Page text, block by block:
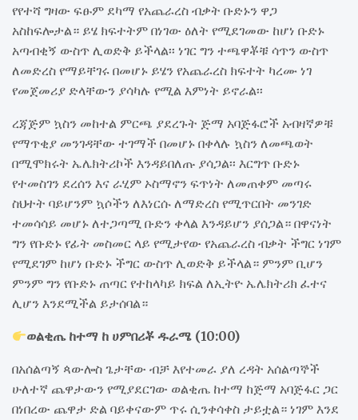
የየተሻ ግዛው ፍፁም ደካማ የአጨራረስ ብቃት ቡድኑን ዋጋ
አስከፍሎታል። ይሄ ክፍተትም በነገው ዕለት የሚደገመው ከሆነ ቡድኑ
አጣብቂኝ ውስጥ ሊወድቅ ይችላል፡፡ ነገር ግን ተጫዋቾቹ ሳጥን ውስጥ
ለመድረስ የማይቸገሩ በመሆኑ ይሄን የአጨራረስ ክፍተት ካረሙ ነገ
የመጀመሪያ ድላቸውን ያሳካሉ የሚል እምነት ይኖራል፡፡
ረጃጅም ኳስን መከተል ምርጫ ያደረጉት ጅማ አባጅፋሮች አብዛኛዎቹ
የማጥቂያ መንገዳቸው ተገማች በመሆኑ በቀላሉ ኳስን ለመጫወት
በሚሞክሩት ኤሌክትሪኮች እንዳይበለጡ ያሳጋል፡፡ እርግጥ ቡድኑ
የተመስገን ደረሰን እና ራሂም ኦስማኖን ፍጥነት ለመጠቀም መጣሩ
ስህተት ባይሆንም ኳሶችን ለእነርሱ ለማድረስ የሚጥርበት መንገድ
ተመሳሳይ መሆኑ ለተጋጣሚ ቡድን ቀላል እንዳይሆን ያሰጋል። በዋናነት
ግን የቡድኑ የፊት መስመር ላይ የሚታየው የአጨራረስ ብቃት ችግር ነገም
የሚደገም ከሆነ ቡድኑ ችግር ውስጥ ሊወድቅ ይችላል። ምንም ቢሆን
ምንም ግን የቡድኑ ጠጣር የተከላካይ ክፍል ለኢትዮ ኤሌክትሪክ ፈተና
ሊሆን እንደሚችል ይታሰባል።
ወልቂጤ ከተማ ከ ሀምበሪቾ ዱራሜ (10:00)
በአሰልጣኝ ጳውሎስ ጌታቸው ብቻ እየተመራ ያለ ረዳት አሰልጣኞች
ሁለተኛ ጨዋታውን የሚያደርገው ወልቂጤ ከተማ ከጅማ አባጅፋር ጋር
በነበረው ጨዋታ ድል ባይቀናውም ጥሩ ሲንቀሳቀስ ታይቷል። ነገም እንደ